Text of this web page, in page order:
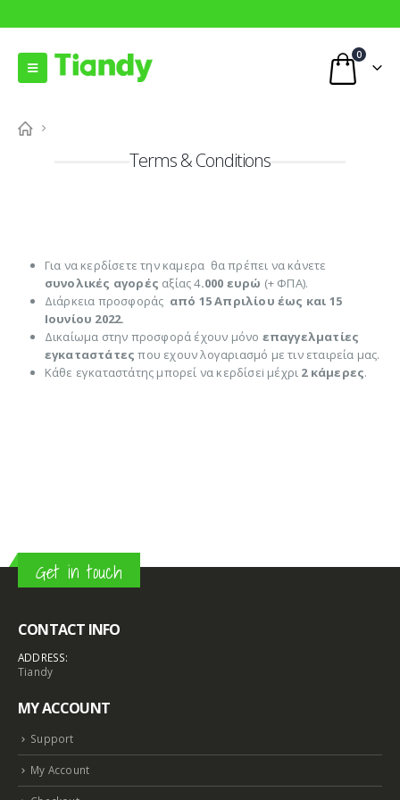
0
Terms & Conditions
Για να κερδίσετε την καμερα θα πρέπει να κάνετε
συνολικές αγορές αξίας 4.000 ευρώ (+ ΦΠΑ).
Διάρκεια προσφοράς από 15 Απριλίου έως και 15
Ιουνίου 2022.
Δικαίωμα στην προσφορά έχουν μόνο επαγγελματίες
εγκαταστάτες που εχουν λογαριασμό με τιν εταιρεία μας.
Κάθε εγκαταστάτης μπορεί να κερδίσεi μέχρι 2 κάμερες.
Get in touch
CONTACT INFO
ADDRESS:
Tiandy
MY ACCOUNT
Support
My Account